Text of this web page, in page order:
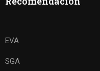
EVA
SGA